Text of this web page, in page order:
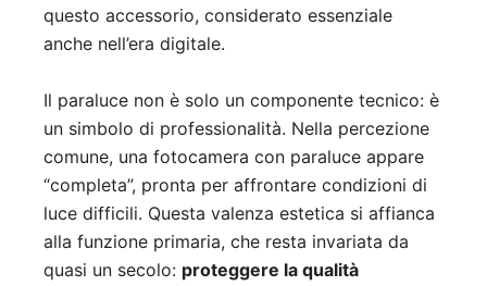
questo accessorio, considerato essenziale
anche nell’era digitale.
Il paraluce non è solo un componente tecnico: è
un simbolo di professionalità. Nella percezione
comune, una fotocamera con paraluce appare
“completa”, pronta per affrontare condizioni di
luce difficili. Questa valenza estetica si affianca
alla funzione primaria, che resta invariata da
quasi un secolo: proteggere la qualità